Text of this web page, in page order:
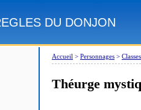
DU DONJON
Accueil > Personnages >
Théurge